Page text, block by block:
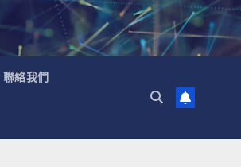
聯絡我們